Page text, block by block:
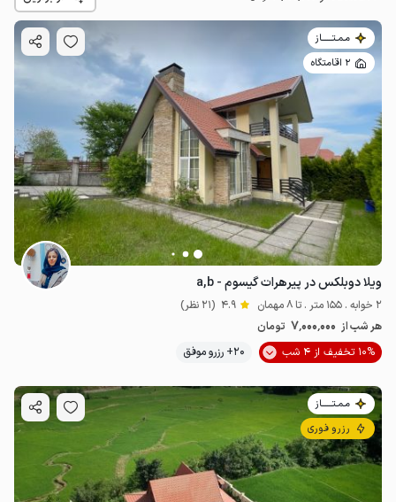
3.1میلیون ت 4.9
مـمـتــــــاز
2 اقامتگاه
ویلا دوبلکس در پیرهرات گیسوم - a,b
2 خوابه . 155 متر . تا 8 مهمان 4.9 (21 نظر)
هر شب از 7٬000٬000 تومان
10% تخفیف از 4 شب
20+ رزرو موفق
مـمـتــــــاز
رزرو فوری